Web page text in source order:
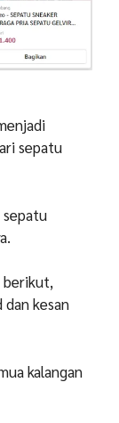
sepatu
sepatu
dan kesan
kalangan